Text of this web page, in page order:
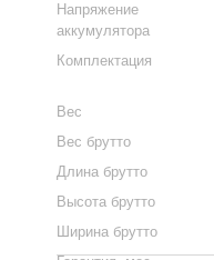
Напряжение
аккумулятора
Комплектация
Вес
Вес брутто
Длина брутто
Высота брутто
Ширина брутто